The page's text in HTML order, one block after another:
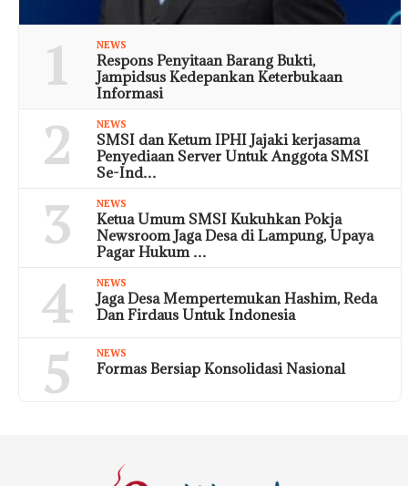
1 NEWS
Respons Penyitaan Barang Bukti,
Jampidsus Kedepankan Keterbukaan
Informasi
2 NEWS
SMSI dan Ketum IPHI Jajaki kerjasama
Penyediaan Server Untuk Anggota SMSI
Se-Ind…
3 NEWS
Ketua Umum SMSI Kukuhkan Pokja
Newsroom Jaga Desa di Lampung, Upaya
Pagar Hukum …
4 NEWS
Jaga Desa Mempertemukan Hashim, Reda
Dan Firdaus Untuk Indonesia
5 NEWS
Formas Bersiap Konsolidasi Nasional